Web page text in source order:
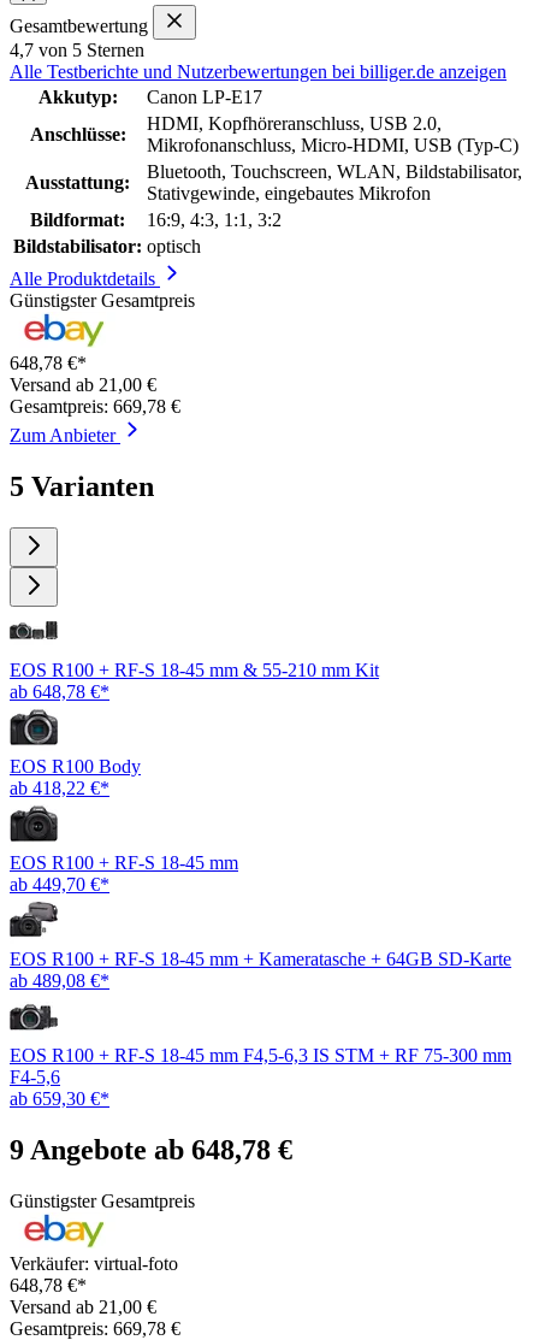
Gesamtbewertung
4,7 von 5 Sternen
Alle Testberichte und Nutzerbewertungen bei billiger.de anzeigen
Akkutyp:
Canon LP-E17
Anschlüsse:
HDMI, Kopfhöreranschluss, USB 2.0,
Mikrofonanschluss, Micro-HDMI, USB (Typ-C)
Ausstattung:
Bluetooth, Touchscreen, WLAN, Bildstabilisator,
Stativgewinde, eingebautes Mikrofon
Bildformat:
16:9, 4:3, 1:1, 3:2
Bildstabilisator: optisch
Alle Produktdetails
Günstigster Gesamtpreis
648,78 €*
Versand ab 21,00 €
Gesamtpreis: 669,78 €
Zum Anbieter
5 Varianten
EOS R100 + RF-S 18-45 mm & 55-210 mm Kit
ab 648,78 €*
EOS R100 Body
ab 418,22 €*
EOS R100 + RF-S 18-45 mm
ab 449,70 €*
EOS R100 + RF-S 18-45 mm + Kameratasche + 64GB SD-Karte
ab 489,08 €*
EOS R100 + RF-S 18-45 mm F4,5-6,3 IS STM + RF 75-300 mm
F4-5,6
ab 659,30 €*
9 Angebote ab 648,78 €
Günstigster Gesamtpreis
Verkäufer: virtual-foto
648,78 €*
Versand ab 21,00 €
Gesamtpreis: 669,78 €